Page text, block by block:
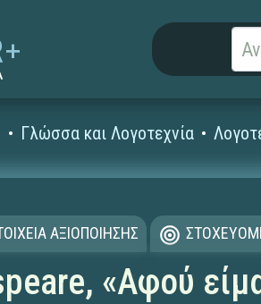
Γλώσσα και Λογοτεχνία
ΑΞΙΟΠΟΙΗΣΗΣ
«Αφού